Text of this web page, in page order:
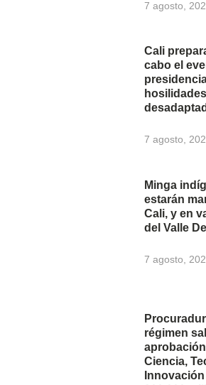
7 agosto,
Cali
cabo el
7 agosto,
Minga
estarán
Cali, y en
del Valle
7 agosto,
régimen
Ciencia,